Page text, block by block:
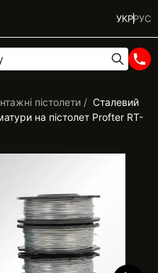
УКРРУС
пістолети
Сталевий
на пістолет Profter RT-